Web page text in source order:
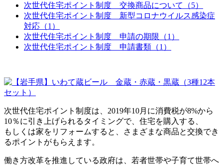
次世代住宅ポイント制度 交換商品について（5）
次世代住宅ポイント制度 新型コロナウイルス感染症
対応（1）
次世代住宅ポイント制度 申請の期限（1）
次世代住宅ポイント制度 申請書類（1）
次世代住宅ポイント制度は、2019年10月に消費税が8%から
10％に引き上げられるタイミングで、住宅を購入する、
もしくは家をリフォームすると、さまざまな商品と交換でき
るポイントがもらえます。
働き方改革を推進している政府は、若者世帯や子育て世帯へ